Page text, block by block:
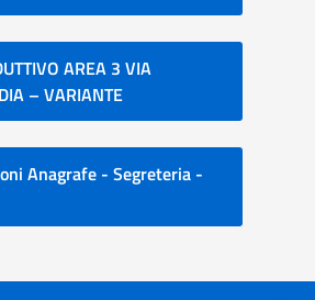
AREA 3 VIA
– VARIANTE
Anagrafe - Segreteria -